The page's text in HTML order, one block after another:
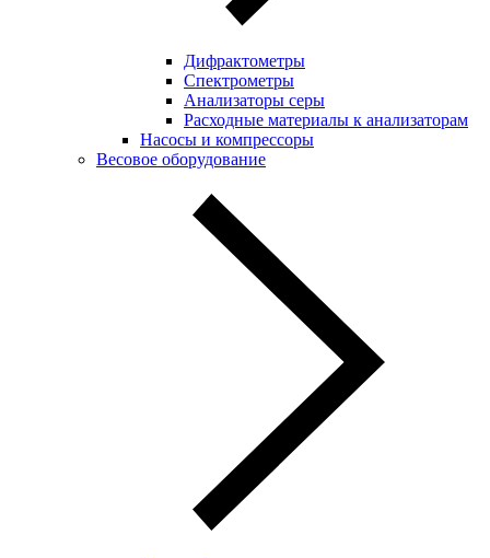
Дифрактометры
Спектрометры
Анализаторы серы
Расходные материалы к анализаторам
Насосы и компрессоры
Весовое оборудование